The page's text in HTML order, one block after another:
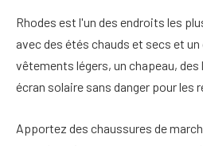
Rhodes est l'un des endroits les
avec des étés chauds et secs et
vêtements légers, un chapeau,
écran solaire sans danger pour les
Apportez des chaussures de